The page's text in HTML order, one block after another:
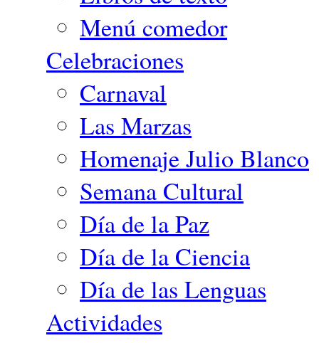
Menú comedor
Celebraciones
Carnaval
Las Marzas
Homenaje Julio Blanco
Semana Cultural
Día de la Paz
Día de la Ciencia
Día de las Lenguas
Actividades